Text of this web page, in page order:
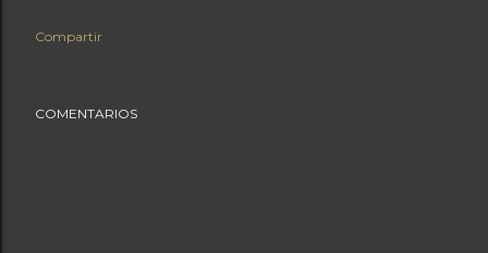
Compartir
COMENTARIOS